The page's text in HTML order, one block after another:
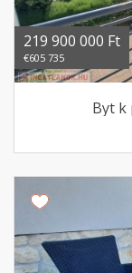
219 900 000 Ft
€605 735
Byt k